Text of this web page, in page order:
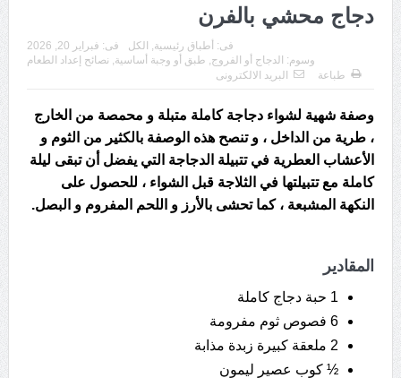
دجاج محشي بالفرن
فى: فبراير 20, 2026 فى: أطباق رئيسية الكل
وسوم: الدجاج أو الفروج طبق أو وجبة أساسية نصائح إعداد الطعام
طباعة
البريد الالكترونى
وصفة شهية لشواء دجاجة كاملة متبلة و محمصة من الخارج
، طرية من الداخل ، و تنصح هذه الوصفة بالكثير من الثوم و
الأعشاب العطرية في تتبيلة الدجاجة التي يفضل أن تبقى ليلة
كاملة مع تتبيلتها في الثلاجة قبل الشواء ، للحصول على
النكهة المشبعة ، كما تحشى بالأرز و اللحم المفروم و البصل.
المقادير
1 حبة دجاج كاملة
6 فصوص ثوم مفرومة
2 ملعقة كبيرة زبدة مذابة
½ كوب عصير ليمون